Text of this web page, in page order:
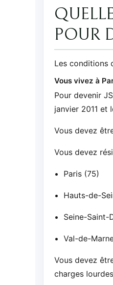
POUR
Les conditions
Vous vivez à
Pour devenir
janvier 2011 et
Vous devez
Vous devez
Paris (75)
Hauts-de-
Seine-Saint-
Val-de-
Vous devez
charges